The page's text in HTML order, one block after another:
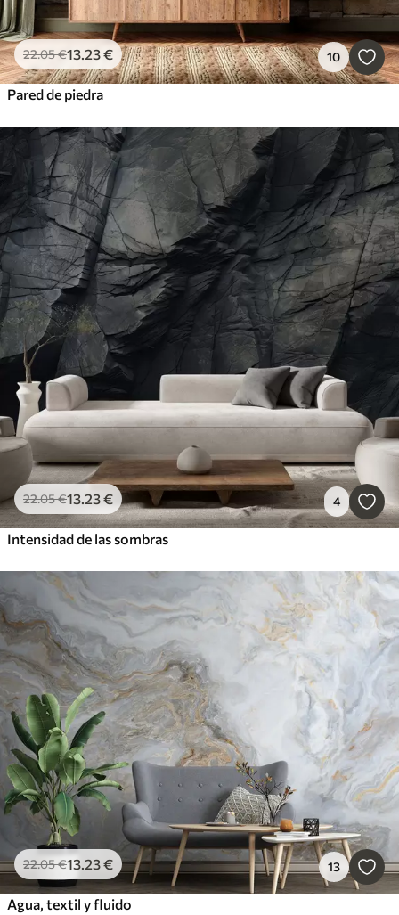
22.05€13.23€ 10
Pared de piedra
22.05€13.23€ 4
Intensidad de las sombras
22.05€13 .23€ 13
Agua, textil y fluido